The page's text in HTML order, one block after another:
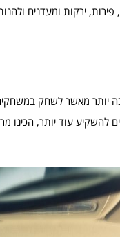
ירקות ומעדנים
יותר מאשר לשחק
עוד יותר, הכינו